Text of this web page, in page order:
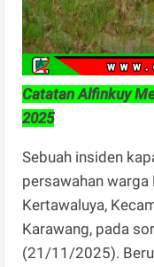
Catatan Alfinkuy
2025
Sebuah insiden
persawahan warga
Kertawaluya,
Karawang, pada
(21/11/2025).